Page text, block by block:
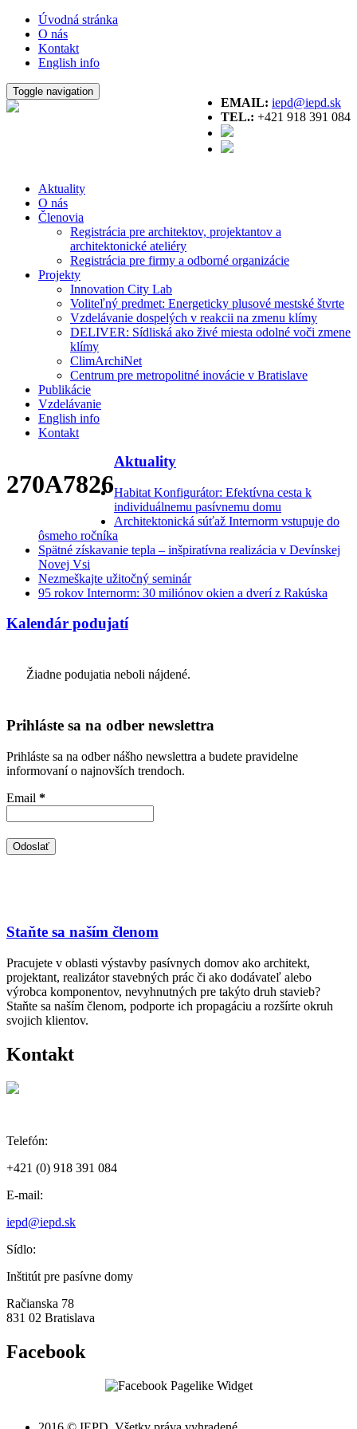
Úvodná stránka
O nás
Kontakt
English info
EMAIL: iepd@iepd.sk
TEL.: +421 918 391 084
Toggle navigation
Aktuality
O nás
Členovia
Registrácia pre architektov, projektantov a
architektonické ateliéry
Registrácia pre firmy a odborné organizácie
Projekty
Innovation City Lab
Voliteľný predmet: Energeticky plusové mestské štvrte
Vzdelávanie dospelých v reakcii na zmenu klímy
DELIVER: Sídliská ako živé miesta odolné voči zmene
klímy
ClimArchiNet
Centrum pre metropolitné inovácie v Bratislave
Publikácie
Vzdelávanie
English info
Kontakt
270A7826
Aktuality
Habitat Konfigurátor: Efektívna cesta k
individuálnemu pasívnemu domu
Architektonická súťaž Internorm vstupuje do
ôsmeho ročníka
Spätné získavanie tepla – inšpiratívna realizácia v Devínskej
Novej Vsi
Nezmeškajte užitočný seminár
95 rokov Internorm: 30 miliónov okien a dverí z Rakúska
Kalendár podujatí
Žiadne podujatia neboli nájdené.
Prihláste sa na odber newslettra
Prihláste sa na odber nášho newslettra a budete pravidelne
informovaní o najnovších trendoch.
Email *
Staňte sa naším členom
Pracujete v oblasti výstavby pasívnych domov ako architekt,
projektant, realizátor stavebných prác či ako dodávateľ alebo
výrobca komponentov, nevyhnutných pre takýto druh stavieb?
Staňte sa naším členom, podporte ich propagáciu a rozšírte okruh
svojich klientov.
Kontakt
Telefón:
+421 (0) 918 391 084
E-mail:
iepd@iepd.sk
Sídlo:
Inštitút pre pasívne domy
Račianska 78
831 02 Bratislava
Facebook